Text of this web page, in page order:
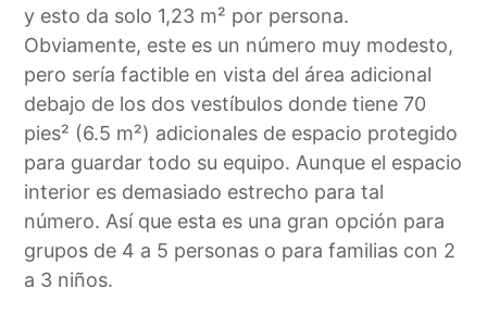
y esto da solo 1,23 m² por persona.
Obviamente, este es un número muy modesto,
pero sería factible en vista del área adicional
debajo de los dos vestíbulos donde tiene 70
pies² (6.5 m²) adicionales de espacio protegido
para guardar todo su equipo. Aunque el espacio
interior es demasiado estrecho para tal
número. Así que esta es una gran opción para
grupos de 4 a 5 personas o para familias con 2
a 3 niños.